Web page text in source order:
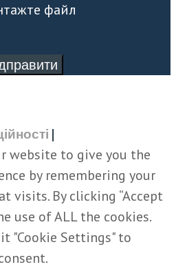
файл
|
website to give you the
by remembering your
visits. By clicking “Accept
use of ALL the cookies.
"Cookie Settings" to